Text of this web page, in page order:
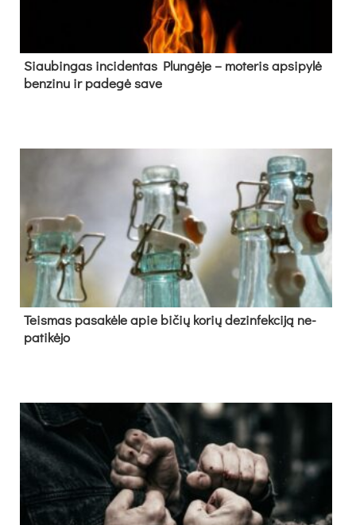
Siau­bin­gas in­ci­den­tas Plun­gė­je – mo­te­ris ap­si­py­lė
ben­zi­nu ir pa­de­gė sa­ve
Teis­mas pa­sa­kė­le apie bi­čių ko­rių de­zin­fek­ci­ją ne­
pa­ti­kė­jo